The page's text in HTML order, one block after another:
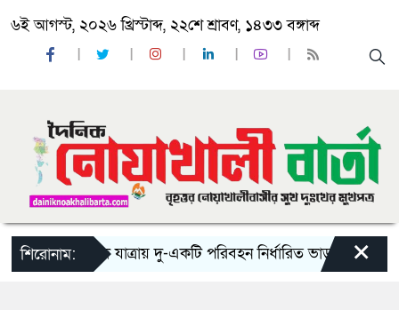
৬ই আগস্ট, ২০২৬ খ্রিস্টাব্দ, ২২শে শ্রাবণ, ১৪৩৩ বঙ্গাব্দ
শিরোনাম:‘ঈদ যাত্রায় দু-একটি পরিবহন নির্ধারিত ভাড়ার চেয়েও কম
×